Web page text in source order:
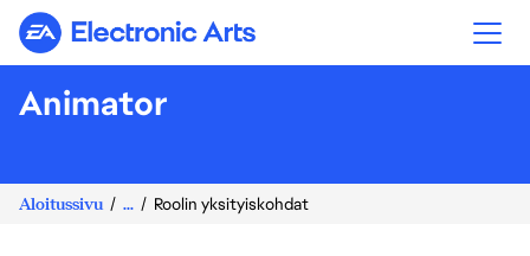
Electronic Arts
Animator
Aloitussivu ... Roolin yksityiskohdat